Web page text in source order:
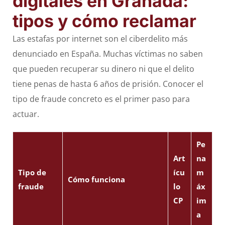
tipos y cómo reclamar
Las estafas por internet son el ciberdelito más
denunciado en España. Muchas víctimas no saben
que pueden recuperar su dinero ni que el delito
tiene penas de hasta 6 años de prisión. Conocer el
tipo de fraude concreto es el primer paso para
actuar.
Tipo de
fraude
Cómo funciona
Art
ícu
lo
CP
Pe
na
m
áx
im
a